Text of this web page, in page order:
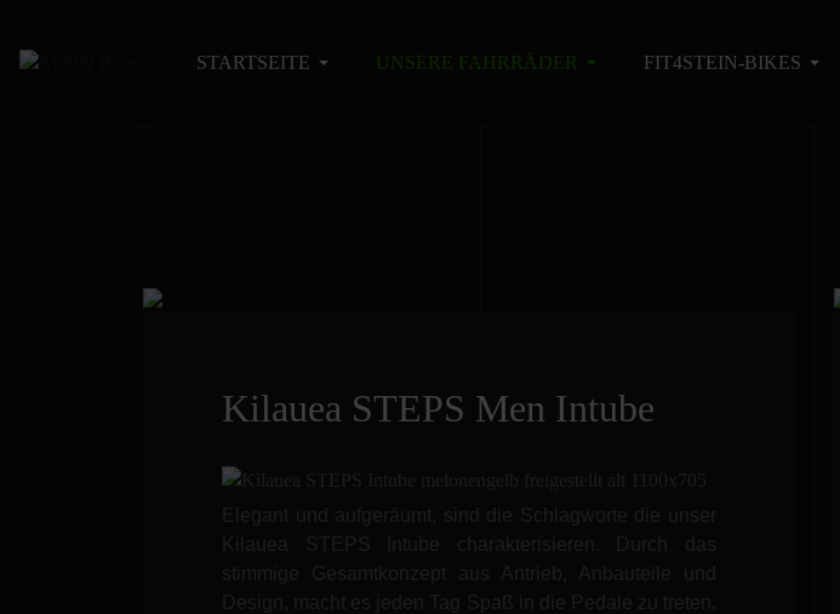
STARTSEITE UNSERE FAHRRÄDER FIT4STEIN-BIKES
Kilauea STEPS Men Intube
Elegant und aufgeräumt, sind die Schlagworte die unser
Kilauea STEPS Intube charakterisieren. Durch das
stimmige Gesamtkonzept aus Antrieb, Anbauteile und
Design, macht es jeden Tag Spaß in die Pedale zu treten.